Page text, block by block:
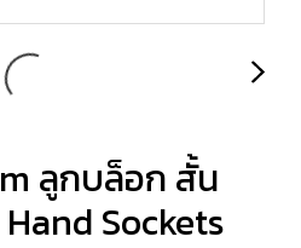
ลูกบล็อก สั้น
Hand Sockets